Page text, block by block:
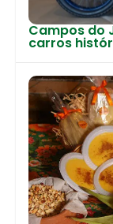
Campos do
carros